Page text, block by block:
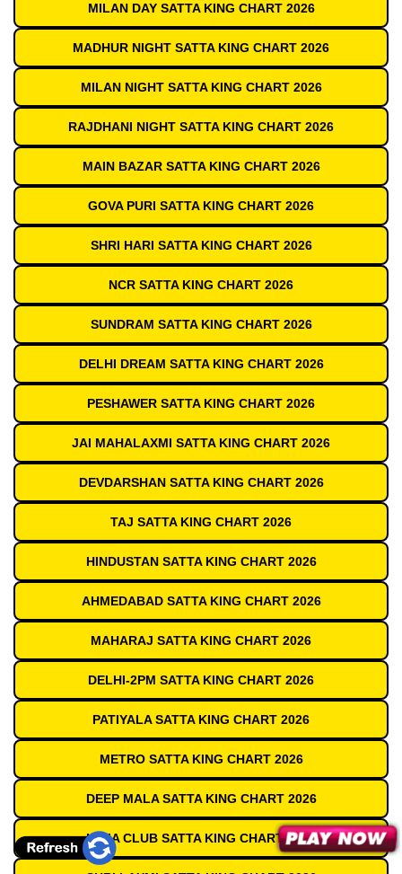
MILAN DAY SATTA KING CHART 2026
MADHUR NIGHT SATTA KING CHART 2026
MILAN NIGHT SATTA KING CHART 2026
RAJDHANI NIGHT SATTA KING CHART 2026
MAIN BAZAR SATTA KING CHART 2026
GOVA PURI SATTA KING CHART 2026
SHRI HARI SATTA KING CHART 2026
NCR SATTA KING CHART 2026
SUNDRAM SATTA KING CHART 2026
DELHI DREAM SATTA KING CHART 2026
PESHAWER SATTA KING CHART 2026
JAI MAHALAXMI SATTA KING CHART 2026
DEVDARSHAN SATTA KING CHART 2026
TAJ SATTA KING CHART 2026
HINDUSTAN SATTA KING CHART 2026
AHMEDABAD SATTA KING CHART 2026
MAHARAJ SATTA KING CHART 2026
DELHI-2PM SATTA KING CHART 2026
PATIYALA SATTA KING CHART 2026
METRO SATTA KING CHART 2026
DEEP MALA SATTA KING CHART 2026
INDIA CLUB SATTA KING CHART 2026